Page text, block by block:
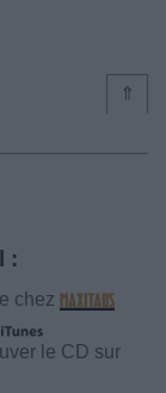
⇑
:
chez
le CD sur